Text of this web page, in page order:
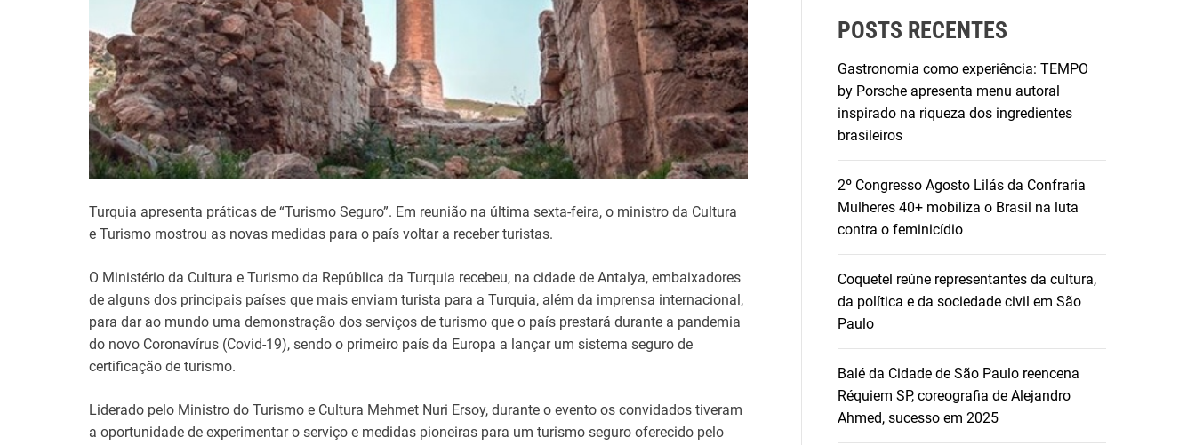
Turquia apresenta práticas de “Turismo Seguro”. Em reunião na última sexta-feira, o ministro da Cultura
e Turismo mostrou as novas medidas para o país voltar a receber turistas.
O Ministério da Cultura e Turismo da República da Turquia recebeu, na cidade de Antalya, embaixadores
de alguns dos principais países que mais enviam turista para a Turquia, além da imprensa internacional,
para dar ao mundo uma demonstração dos serviços de turismo que o país prestará durante a pandemia
do novo Coronavírus (Covid-19), sendo o primeiro país da Europa a lançar um sistema seguro de
certificação de turismo.
Liderado pelo Ministro do Turismo e Cultura Mehmet Nuri Ersoy, durante o evento os convidados tiveram
a oportunidade de experimentar o serviço e medidas pioneiras para um turismo seguro oferecido pelo
POSTS RECENTES
Gastronomia como experiência: TEMPO
by Porsche apresenta menu autoral
inspirado na riqueza dos ingredientes
brasileiros
2º Congresso Agosto Lilás da Confraria
Mulheres 40+ mobiliza o Brasil na luta
contra o feminicídio
Coquetel reúne representantes da cultura,
da política e da sociedade civil em São
Paulo
Balé da Cidade de São Paulo reencena
Réquiem SP, coreografia de Alejandro
Ahmed, sucesso em 2025